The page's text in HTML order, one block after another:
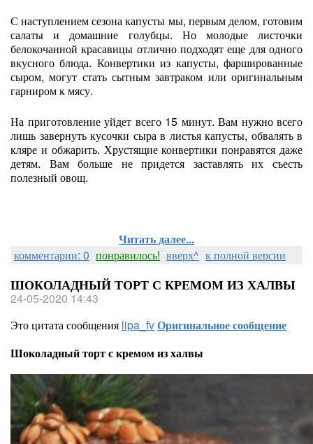
С наступлением сезона капусты мы, первым делом, готовим
салаты и домашние голубцы. Но молодые листочки
белокочанной красавицы отлично подходят еще для одного
вкусного блюда. Конвертики из капусты, фаршированные
сыром, могут стать сытным завтраком или оригинальным
гарниром к мясу.
На приготовление уйдет всего 15 минут. Вам нужно всего
лишь завернуть кусочки сыра в листья капусты, обвалять в
кляре и обжарить. Хрустящие конвертики понравятся даже
детям. Вам больше не придется заставлять их съесть
полезный овощ.
Читать далее...
комментарии: 0 понравилось! вверх^ к полной версии
ШОКОЛАДНЫЙ ТОРТ С КРЕМОМ ИЗ ХАЛВЫ
24-05-2020 14:43
Это цитата сообщения lipa_fvОригинальное сообщение
Шоколадный торт с кремом из халвы